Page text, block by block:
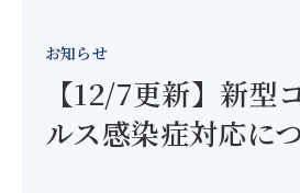
お知らせ
【12/7更新】新型
ルス感染症対応に